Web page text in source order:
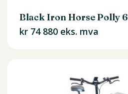
Black Iron Horse Polly 6
kr74 880 eks. mva